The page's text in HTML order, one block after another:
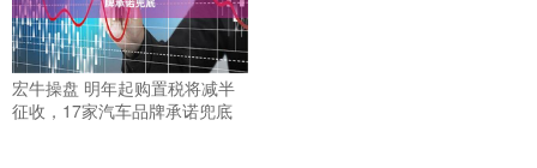
宏牛操盘 明年起购置税将减半
征收，17家汽车品牌承诺兜底